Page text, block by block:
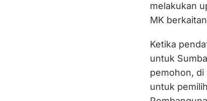
melakukan
MK
Ketika
untuk
pemohon, di
untuk